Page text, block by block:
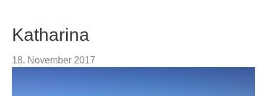
Katharina
18. November 2017